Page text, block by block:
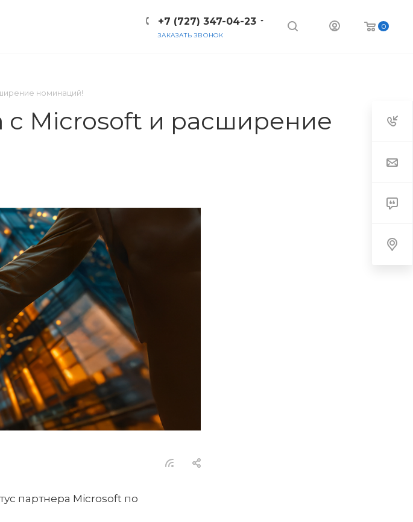
0
+7 (727) 347-04-23
ЗАКАЗАТЬ ЗВОНОК
номинаций!
с Microsoft и расширение
партнера Microsoft по